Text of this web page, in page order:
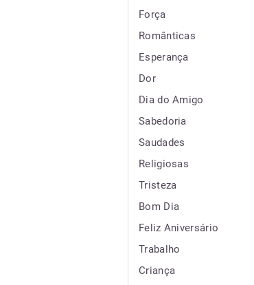
Força
Românticas
Esperança
Dor
Dia do Amigo
Sabedoria
Saudades
Religiosas
Tristeza
Bom Dia
Feliz Aniversário
Trabalho
Criança